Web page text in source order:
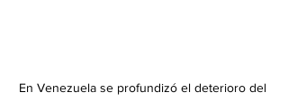
En Venezuela se profundizó el deterioro del